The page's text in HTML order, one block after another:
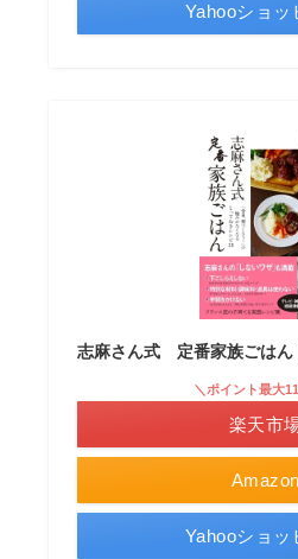
Yahooショッ
志麻さん式 定番家族ごはん
Amazon
＼ポイント最大
楽天市
Yahooショッ